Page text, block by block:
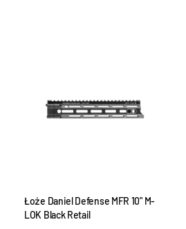
Łoże Daniel Defense MFR 10" M-
LOK Black Retail